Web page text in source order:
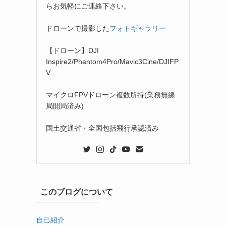
らお気軽にご連絡下さい。
ドローンで撮影したフォトギャラリー
【ドローン】DJI
Inspire2/Phantom4Pro/Mavic3Cine/DJIFP
V
マイクロFPVドローン複数所持(業務無線
局開局済み)
国土交通省・全国包括飛行承認済み
このブログについて
自己紹介